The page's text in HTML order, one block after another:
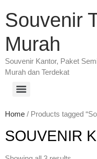
Souvenir
Murah
Souvenir Kantor, Paket
Murah dan Terdekat
Home / Products tagged
SOUVENIR